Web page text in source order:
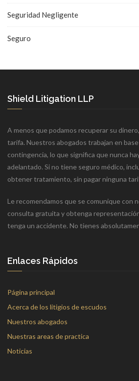
Seguridad Negligente
Seguro
Shield Litigation LLP
A menos que podamos recuperar su
tarifa. Nuestros abogados trabajan en
contingencia, lo que significa que nunca
adelantado. Si no tiene seguro médico,
obtener tratamiento, sin pagar ninguna
Le recomendamos que se comunique con
consulta gratuita y obtenga
tenga un accidente. No tienes
Enlaces Rápidos
Página principal
Acerca de los litigios de escudos
Nuestros abogados
Nuestras areas de practica
Noticias